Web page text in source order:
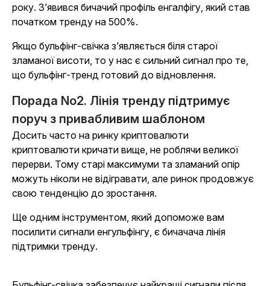
року. З’явився бичачий профіль енгалфігу, який став
початком тренду на 500%.
Якщо бульфінг-свічка з’являється біля старої
зламаної висоти, то у нас є сильний сигнал про те,
що бульфінг-тренд готовий до відновлення.
Порада No2. Лінія тренду підтримує
поруч з привабливим шаблоном
Досить часто на ринку криптовалюти
криптовалюти кричати вище, не роблячи великої
перерви. Тому старі максимуми та зламаний опір
можуть ніколи не відігравати, але ринок продовжує
свою тенденцію до зростання.
Ще одним інструментом, який допоможе вам
посилити сигнали енгульфінгу, є бичачача лінія
підтримки тренду.